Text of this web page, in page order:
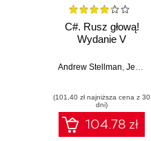
C#. Rusz głową!
Wydanie V
Andrew Stellman Jennifer Greene
(101,40 zł najniższa cena z 30
dni)
104.78 zł